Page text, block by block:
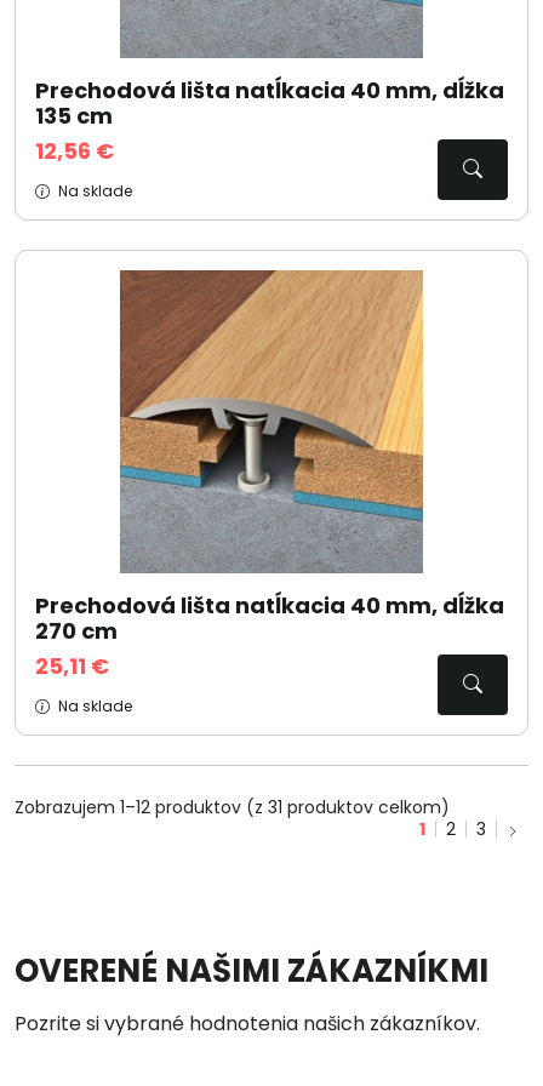
Prechodová lišta natĺkacia 40 mm, dĺžka
135 cm
12,56 €
Na sklade
Prechodová lišta natĺkacia 40 mm, dĺžka
270 cm
25,11 €
Na sklade
Zobrazujem 1–12 produktov (z 31 produktov celkom)
1
2 3
OVERENÉ NAŠIMI ZÁKAZNÍKMI
Pozrite si vybrané hodnotenia našich zákazníkov.